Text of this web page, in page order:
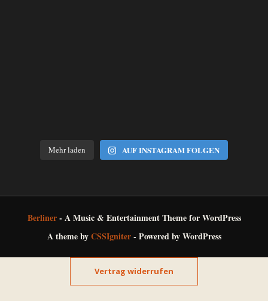
Mehr laden AUF INSTAGRAM FOLGEN
Berliner- A Music & Entertainment Theme for WordPress
A theme byCSSIgniter- Powered by WordPress
Vertrag widerrufen